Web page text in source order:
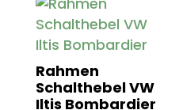
Rahmen
Schalthebel VW
Iltis Bombardier